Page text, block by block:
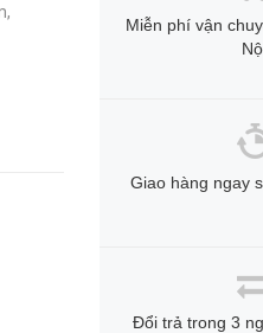
Miễn phí vận
Giao hàng ngay
Đổi trả trong 3